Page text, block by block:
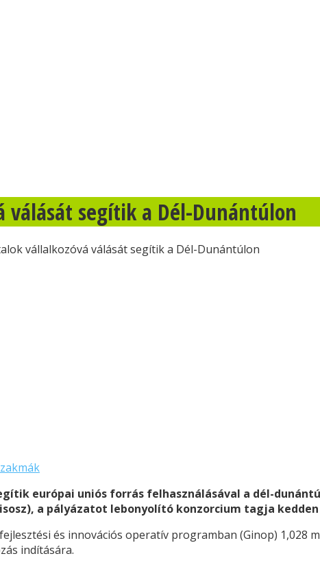
válását segítik a Dél-Dunántúlon
vállalkozóvá válását segítik a Dél-Dunántúlon
európai uniós forrás felhasználásával a dél-
a pályázatot lebonyolító konzorcium tagja
és innovációs operatív programban (Ginop)
indítására.